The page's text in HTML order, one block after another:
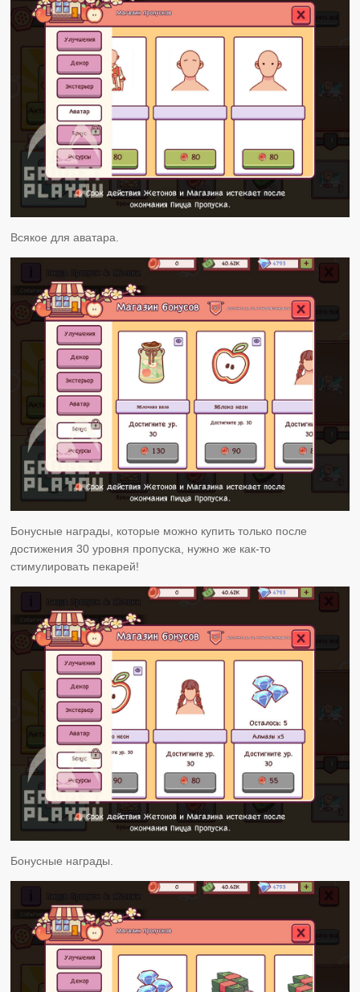
Всякое для аватара.
Бонусные награды, которые можно купить только после
достижения 30 уровня пропуска, нужно же как-то
стимулировать пекарей!
Бонусные награды.